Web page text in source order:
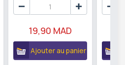
19,90 MAD
Ajouter au panier